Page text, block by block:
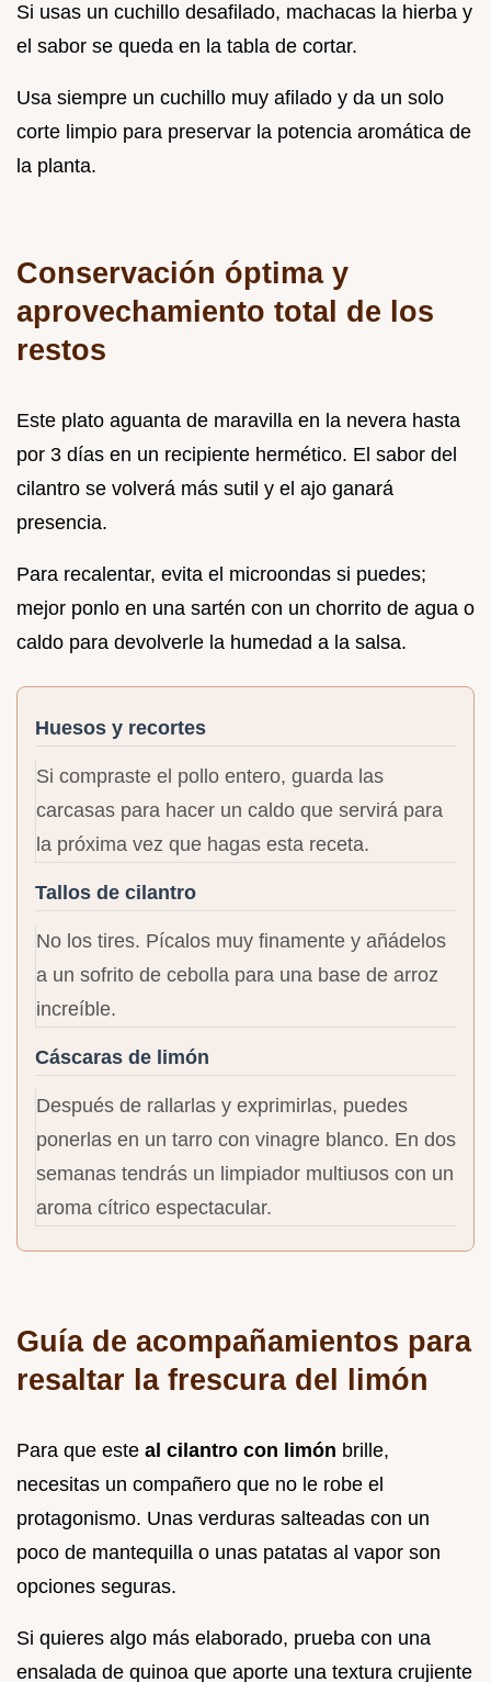
Si usas un cuchillo desafilado, machacas la hierba y
el sabor se queda en la tabla de cortar.
Usa siempre un cuchillo muy afilado y da un solo
corte limpio para preservar la potencia aromática de
la planta.
Conservación óptima y
aprovechamiento total de los
restos
Este plato aguanta de maravilla en la nevera hasta
por 3 días en un recipiente hermético. El sabor del
cilantro se volverá más sutil y el ajo ganará
presencia.
Para recalentar, evita el microondas si puedes;
mejor ponlo en una sartén con un chorrito de agua o
caldo para devolverle la humedad a la salsa.
Huesos y recortes
Si compraste el pollo entero, guarda las
carcasas para hacer un caldo que servirá para
la próxima vez que hagas esta receta.
Tallos de cilantro
No los tires. Pícalos muy finamente y añádelos
a un sofrito de cebolla para una base de arroz
increíble.
Cáscaras de limón
Después de rallarlas y exprimirlas, puedes
ponerlas en un tarro con vinagre blanco. En dos
semanas tendrás un limpiador multiusos con un
aroma cítrico espectacular.
Guía de acompañamientos para
resaltar la frescura del limón
Para que este al cilantro con limón brille,
necesitas un compañero que no le robe el
protagonismo. Unas verduras salteadas con un
poco de mantequilla o unas patatas al vapor son
opciones seguras.
Si quieres algo más elaborado, prueba con una
ensalada de quinoa que aporte una textura crujiente